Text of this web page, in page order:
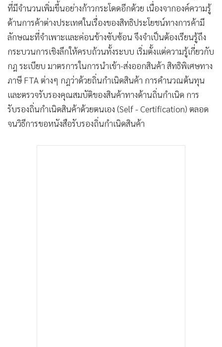
ที่มีจำนวนเพิ่มขึ้นอย่างก้าวกระโดดอีกด้วย เนื่องจากองค์ความรู้
ด้านการค้าต่างประเทศในเรื่องของสิทธิประโยชน์ทางการค้ามี
ลักษณะที่จำเพาะและค่อนข้างซับซ้อน จึงจำเป็นต้องเรียนรู้ถึง
กระบวนการเชิงลึกให้ครบถ้วนทั้งระบบ เริ่มตั้งแต่ความรู้เกี่ยวกับ
กฎ ระเบียบ มาตรการในการนำเข้า-ส่งออกสินค้า สิทธิพิเศษทาง
ภาษี FTA ต่างๆ กฎว่าด้วยถิ่นกำเนิดสินค้า การคำนวณต้นทุน
และตรวจรับรองคุณสมบัติของสินค้าทางด้านถิ่นกำเนิด การ
รับรองถิ่นกำเนิดสินค้าด้วยตนเอง (Self - Certification) ตลอด
จนวิธีการขอหนังสือรับรองถิ่นกำเนิดสินค้า